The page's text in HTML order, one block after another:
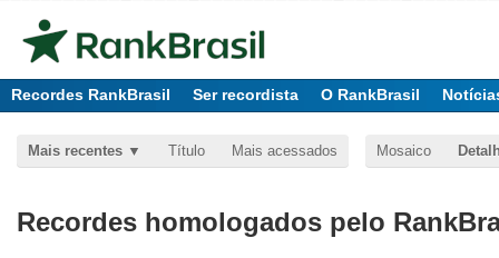
Recordes RankBrasil Ser recordista O RankBrasil
Mais recentes Título Mais acessados Mosaico
Recordes homologados pelo